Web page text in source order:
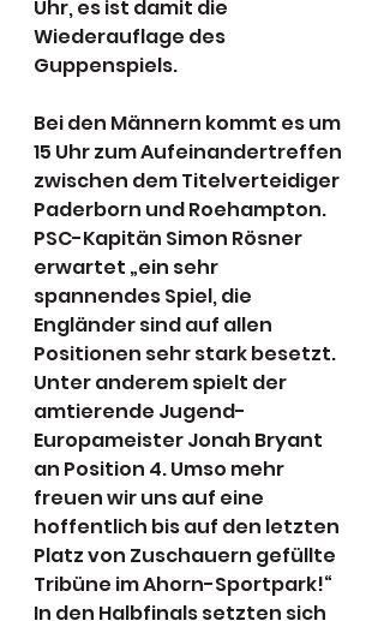
Uhr, es ist damit die
Wiederauflage des
Guppenspiels.
Bei den Männern kommt es um
15 Uhr zum Aufeinandertreffen
zwischen dem Titelverteidiger
Paderborn und Roehampton.
PSC-Kapitän Simon Rösner
erwartet „ein sehr
spannendes Spiel, die
Engländer sind auf allen
Positionen sehr stark besetzt.
Unter anderem spielt der
amtierende Jugend-
Europameister Jonah Bryant
an Position 4. Umso mehr
freuen wir uns auf eine
hoffentlich bis auf den letzten
Platz von Zuschauern gefüllte
Tribüne im Ahorn-Sportpark!“
In den Halbfinals setzten sich